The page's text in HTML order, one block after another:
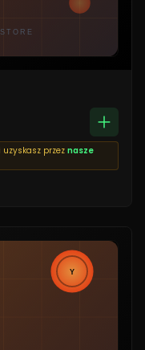
przez nasze